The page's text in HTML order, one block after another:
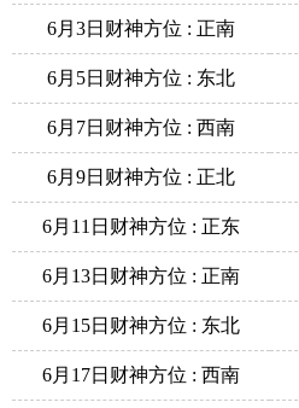
6月3日财神方位 : 正南
6月5日财神方位 : 东北
6月7日财神方位 : 西南
6月9日财神方位 : 正北
6月11日财神方位 : 正东
6月13日财神方位 : 正南
6月15日财神方位 : 东北
6月17日财神方位 : 西南